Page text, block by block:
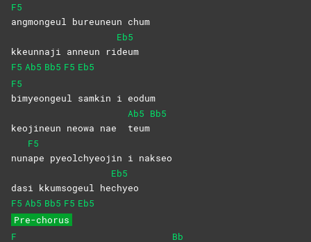
F5
angmongeul bureuneun chum
kkeunnaji anneun ri
Eb5
deum
F5 Ab5 Bb5 F5 Eb5
F5
bimyeongeul samkin i eodum
keojineun neowa nae
Ab5
teum
Bb5
nun
F5
ape pyeolchyeojin i nakseo
dasi kkumsogeul he
Eb5
chyeo
F5 Ab5 Bb5 F5 Eb5
Pre-chorus
F
Bb